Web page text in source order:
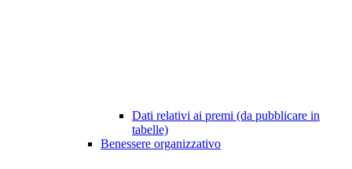
Dati relativi ai premi (da pubblicare in
tabelle)
Benessere organizzativo